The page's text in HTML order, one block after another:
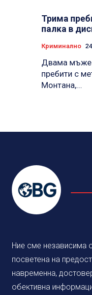
Трима
палка в
Криминално
Двама мъже
пребити с
Монтана,...
Ние сме независима
посветена на
навременна,
обективна